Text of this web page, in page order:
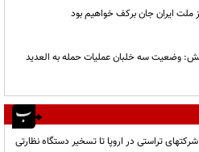
ملت ایران جان برکف خواهیم بود
وضعیت سه خلبان عملیات حمله به العدید
تراستی در اروپا تا تسخیر دستگاه نظارتی